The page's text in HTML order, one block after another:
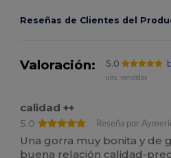
Reseñas de Clientes del
Valoración: 5.0
uds. vendidas
calidad ++
5.0
Reseña por
Una gorra muy bonita y de
buena relación calidad-